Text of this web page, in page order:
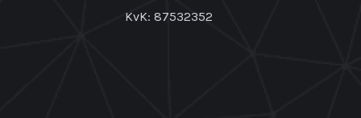
KvK: 87532352